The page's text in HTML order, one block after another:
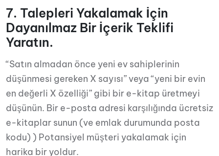
7. Talepleri Yakalamak İçin
Dayanılmaz Bir İçerik Teklifi
Yaratın.
“Satın almadan önce yeni ev sahiplerinin
düşünmesi gereken X sayısı” veya “yeni bir evin
en değerli X özelliği” gibi bir e-kitap üretmeyi
düşünün. Bir e-posta adresi karşılığında ücretsiz
e-kitaplar sunun (ve emlak durumunda posta
kodu) ) Potansiyel müşteri yakalamak için
harika bir yoldur.